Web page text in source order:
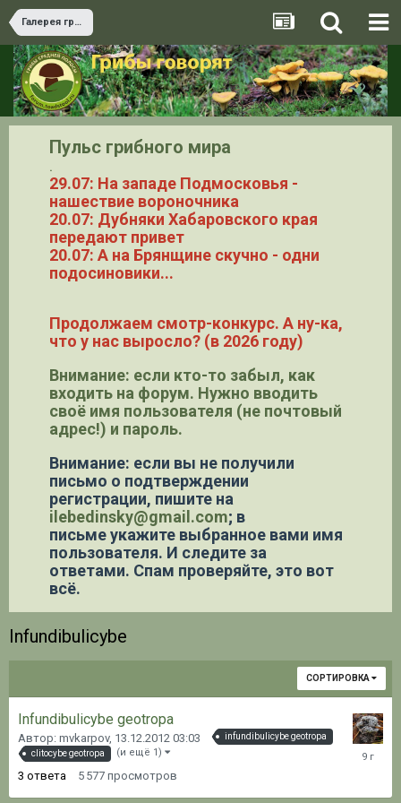
Галерея грибов
Пульс грибного мира
.
29.07: На западе Подмосковья -
нашествие вороночника
20.07: Дубняки Хабаровского края
передают привет
20.07: А на Брянщине скучно - одни
подосиновики...
Продолжаем смотр-конкурс. А ну-ка,
что у нас выросло? (в 2026 году)
Внимание: если кто-то забыл, как
входить на форум. Нужно вводить
своё имя пользователя (не почтовый
адрес!) и пароль.
Внимание: если вы не получили
письмо о подтверждении
регистрации, пишите на
ilebedinsky@gmail.com; в
письме укажите выбранное вами имя
пользователя. И следите за
ответами. Спам проверяйте, это вот
всё.
Infundibulicybe
СОРТИРОВКА
Infundibulicybe geotropa
Автор: mvkarpov, 13.12.2012 03:03
infundibulicybe geotropa
clitocybe geotropa
(и ещё 1)
3 ответа 5 577 просмотров